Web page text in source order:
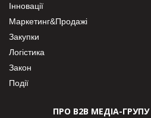
Інновації
Маркетинг&Продажі
Закупки
Логістика
Закон
Події
ПРО В2В МЕДІА-ГРУПУ